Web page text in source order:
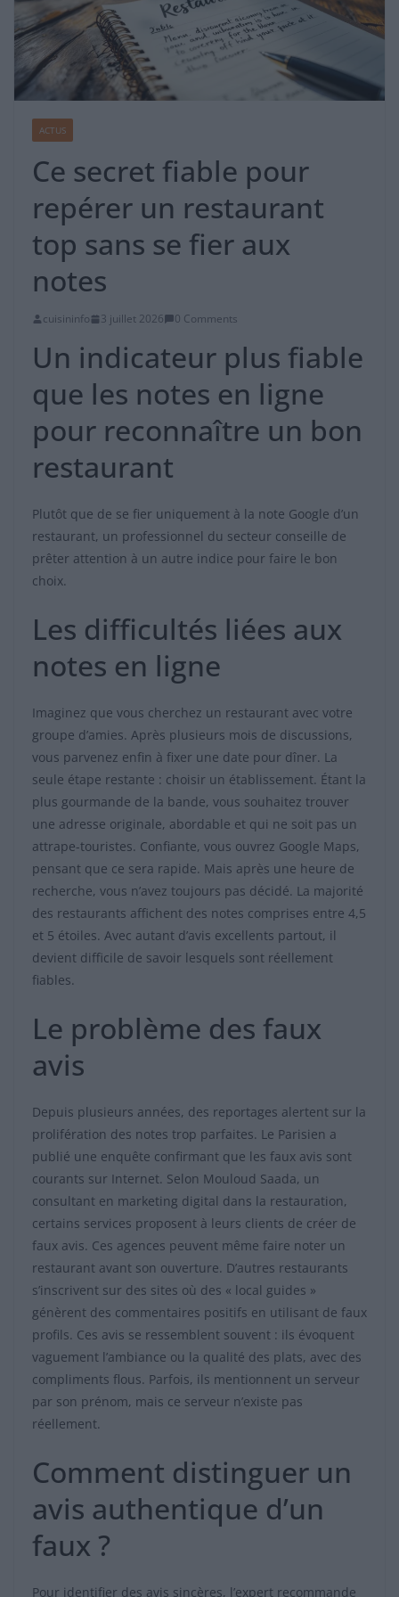
ACTUS
Ce secret fiable pour
repérer un restaurant
top sans se fier aux
notes
cuisininfo 3 juillet 2026 0 Comments
Un indicateur plus fiable
que les notes en ligne
pour reconnaître un bon
restaurant
Plutôt que de se fier uniquement à la note Google d’un
restaurant, un professionnel du secteur conseille de
prêter attention à un autre indice pour faire le bon
choix.
Les difficultés liées aux
notes en ligne
Imaginez que vous cherchez un restaurant avec votre
groupe d’amies. Après plusieurs mois de discussions,
vous parvenez enfin à fixer une date pour dîner. La
seule étape restante : choisir un établissement. Étant la
plus gourmande de la bande, vous souhaitez trouver
une adresse originale, abordable et qui ne soit pas un
attrape-touristes. Confiante, vous ouvrez Google Maps,
pensant que ce sera rapide. Mais après une heure de
recherche, vous n’avez toujours pas décidé. La majorité
des restaurants affichent des notes comprises entre 4,5
et 5 étoiles. Avec autant d’avis excellents partout, il
devient difficile de savoir lesquels sont réellement
fiables.
Le problème des faux
avis
Depuis plusieurs années, des reportages alertent sur la
prolifération des notes trop parfaites. Le Parisien a
publié une enquête confirmant que les faux avis sont
courants sur Internet. Selon Mouloud Saada, un
consultant en marketing digital dans la restauration,
certains services proposent à leurs clients de créer de
faux avis. Ces agences peuvent même faire noter un
restaurant avant son ouverture. D’autres restaurants
s’inscrivent sur des sites où des « local guides »
génèrent des commentaires positifs en utilisant de faux
profils. Ces avis se ressemblent souvent : ils évoquent
vaguement l’ambiance ou la qualité des plats, avec des
compliments flous. Parfois, ils mentionnent un serveur
par son prénom, mais ce serveur n’existe pas
réellement.
Comment distinguer un
avis authentique d’un
faux ?
Pour identifier des avis sincères, l’expert recommande